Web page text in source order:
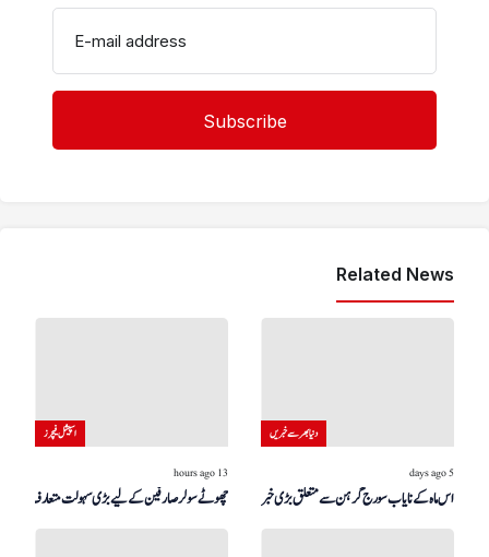
E-mail address
Related News
اسپیشل فیچرز
13 hours ago
چھوٹے سولر صارفین کے لیے بڑی سہولت متعارف
دنیا بھر سے خبریں
5 days ago
اس ماہ کے نایاب سورج گرہن سے متعلق بڑی خبر!